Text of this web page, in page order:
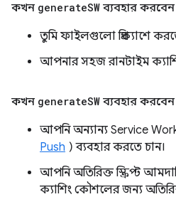
কখন generateSW ব্যবহার করবেন
তুমি ফাইলগুলো প্রিক্যাশে
আপনার সহজ রানটাইম
কখন generateSW ব্যবহার করবেন
আপনি অন্যান্য Service
Push ) ব্যবহার করতে চান।
আপনি অতিরিক্ত স্ক্রিপ্ট
ক্যাশিং কৌশলের জন্য